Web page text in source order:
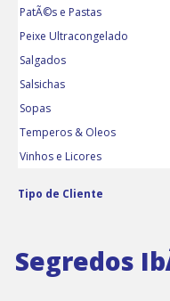
PatÃ©s e Pastas
Peixe Ultracongelado
Salgados
Salsichas
Sopas
Temperos & Oleos
Vinhos e Licores
Tipo de Cliente
Segredos